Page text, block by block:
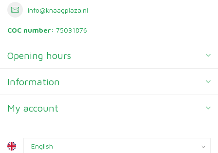
info@knaagplaza.nl
COC number: 75031876
Opening hours
Information
My account